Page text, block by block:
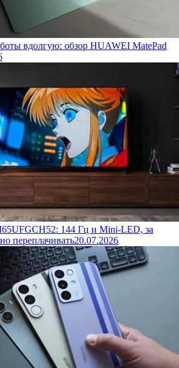
вдолгую: обзор HUAWEI MatePad
144 Гц и Mini-LED, за
переплачивать20.07.2026